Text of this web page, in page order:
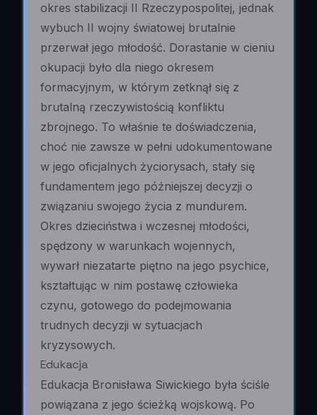
okres stabilizacji II Rzeczypospolitej, jednak
wybuch II wojny światowej brutalnie
przerwał jego młodość. Dorastanie w cieniu
okupacji było dla niego okresem
formacyjnym, w którym zetknął się z
brutalną rzeczywistością konfliktu
zbrojnego. To właśnie te doświadczenia,
choć nie zawsze w pełni udokumentowane
w jego oficjalnych życiorysach, stały się
fundamentem jego późniejszej decyzji o
związaniu swojego życia z mundurem.
Okres dzieciństwa i wczesnej młodości,
spędzony w warunkach wojennych,
wywarł niezatarte piętno na jego psychice,
kształtując w nim postawę człowieka
czynu, gotowego do podejmowania
trudnych decyzji w sytuacjach
kryzysowych.
Edukacja
Edukacja Bronisława Siwickiego była ściśle
powiązana z jego ścieżką wojskową. Po